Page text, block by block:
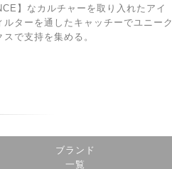
】なカルチャーを取り入れたアイ
ターを通したキャッチーでユニーク
で支持を集める。
ブランド
一覧